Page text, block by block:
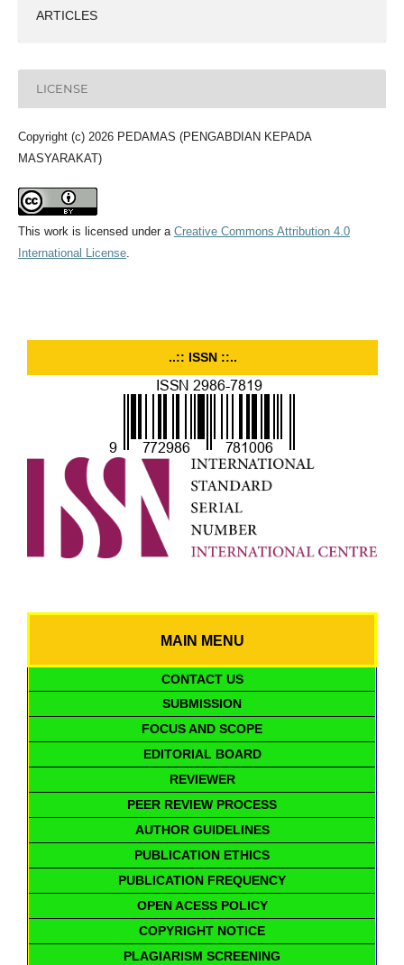
ARTICLES
LICENSE
Copyright (c) 2026 PEDAMAS (PENGABDIAN KEPADA
MASYARAKAT)
This work is licensed under a Creative Commons Attribution 4.0
International License.
..:: ISSN ::..
MAIN MENU
CONTACT US
SUBMISSION
FOCUS AND SCOPE
EDITORIAL BOARD
REVIEWER
PEER REVIEW PROCESS
AUTHOR GUIDELINES
PUBLICATION ETHICS
PUBLICATION FREQUENCY
OPEN ACESS POLICY
COPYRIGHT NOTICE
PLAGIARISM SCREENING